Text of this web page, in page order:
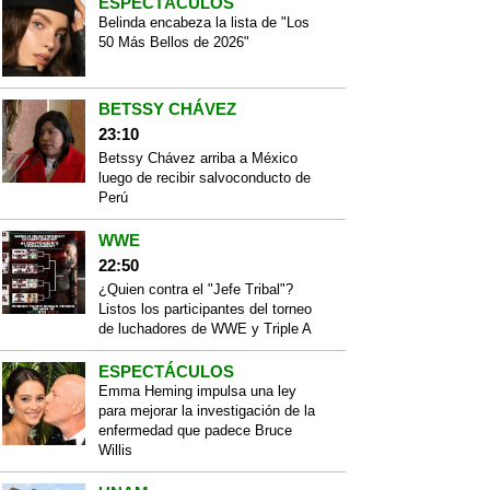
Belinda encabeza la lista de "Los
50 Más Bellos de 2026"
BETSSY CHÁVEZ
23:10
Betssy Chávez arriba a México
luego de recibir salvoconducto de
Perú
WWE
22:50
¿Quien contra el "Jefe Tribal"?
Listos los participantes del torneo
de luchadores de WWE y Triple A
ESPECTÁCULOS
Emma Heming impulsa una ley
para mejorar la investigación de la
enfermedad que padece Bruce
Willis